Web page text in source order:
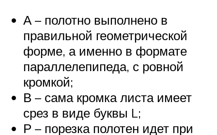
А – полотно выполнено в
правильной геометрической
форме, а именно в формате
параллелепипеда, с ровной
кромкой;
В – сама кромка листа имеет
срез в виде буквы L;
Р – порезка полотен идет при